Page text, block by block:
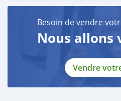
Besoin de vendre
Nous allons
Vendre